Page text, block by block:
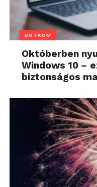
DOTKOM
Októberben
Windows 10 –
biztonságos